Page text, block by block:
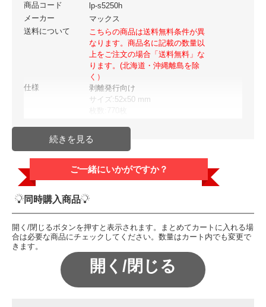
商品コード
lp-s5250h
メーカー
マックス
送料について
こちらの商品は送料無料条件が異
なります。商品名に記載の数量以
上をご注文の場合「送料無料」な
ります。(北海道・沖縄離島を除
く）
仕様
剥離発行向け
サイズ:52x50 mm
6巻
配送方法
MAXLPラベル
発送日目安
3～5営業日後出荷
JAN
ご一緒にいかがですか？
同時購入商品
開く/閉じるボタンを押すと表示されます。まとめてカートに入れる場
合は必要な商品にチェックしてください。数量はカート内でも変更で
きます。